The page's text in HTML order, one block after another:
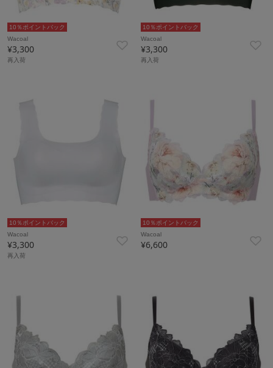
10％ポイントバック
Wacoal
¥3,300
再入荷
10％ポイントバック
Wacoal
¥3,300
再入荷
10％ポイントバック
Wacoal
¥3,300
再入荷
10％ポイントバック
Wacoal
¥6,600